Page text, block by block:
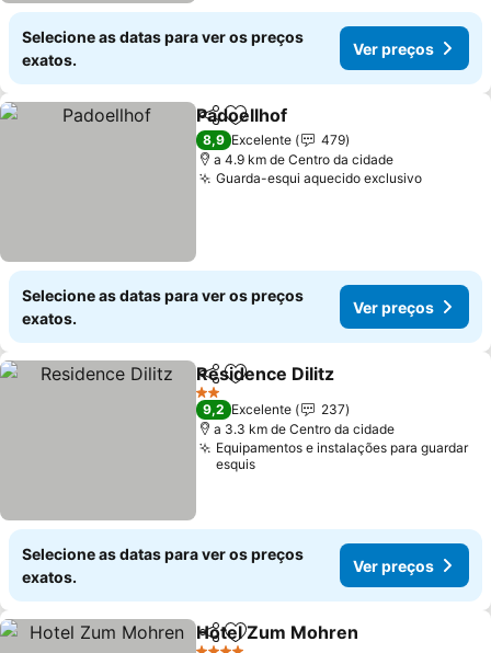
Selecione as datas para ver os preços
exatos.
Ver preços
PartilharAdicionar aos favoritos
Padoellhof
8,9 Excelente
479
a 4.9 km de Centro da cidade
Guarda-esqui aquecido exclusivo
Selecione as datas para ver os preços
exatos.
Ver preços
PartilharAdicionar aos favoritos
Residence Dilitz
2 Estrelas
9,2 Excelente
237
a 3.3 km de Centro da cidade
Equipamentos e instalações para guardar
esquis
Selecione as datas para ver os preços
exatos.
Ver preços
PartilharAdicionar aos favoritos
Hotel Zum Mohren